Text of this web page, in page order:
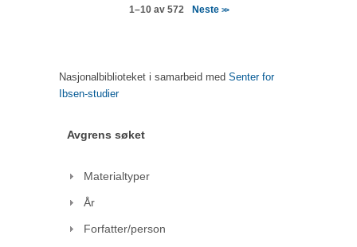
1–10 av 572 Neste >>
Nasjonalbiblioteket i samarbeid med Senter for
Ibsen-studier
Avgrens søket
Materialtyper
År
Forfatter/person